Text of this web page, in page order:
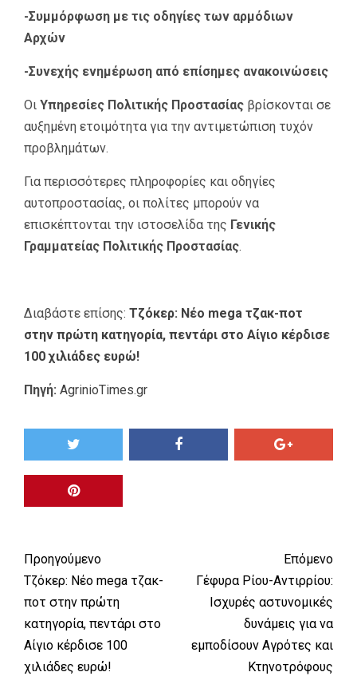
-Συμμόρφωση με τις οδηγίες των αρμόδιων
Αρχών
-Συνεχής ενημέρωση από επίσημες ανακοινώσεις
Οι Υπηρεσίες Πολιτικής Προστασίας βρίσκονται σε
αυξημένη ετοιμότητα για την αντιμετώπιση τυχόν
προβλημάτων.
Για περισσότερες πληροφορίες και οδηγίες
αυτοπροστασίας, οι πολίτες μπορούν να
επισκέπτονται την ιστοσελίδα της Γενικής
Γραμματείας Πολιτικής Προστασίας.
Διαβάστε επίσης: Τζόκερ: Νέο mega τζακ-ποτ
στην πρώτη κατηγορία, πεντάρι στο Αίγιο κέρδισε
100 χιλιάδες ευρώ!
Πηγή: AgrinioTimes.gr
Προηγούμενο
Τζόκερ: Νέο mega τζακ-
ποτ στην πρώτη
κατηγορία, πεντάρι στο
Αίγιο κέρδισε 100
χιλιάδες ευρώ!
Επόμενο
Γέφυρα Ρίου-Αντιρρίου:
Ισχυρές αστυνομικές
δυνάμεις για να
εμποδίσουν Αγρότες και
Κτηνοτρόφους